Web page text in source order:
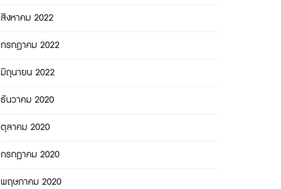
สิงหาคม 2022
กรกฎาคม 2022
มิถุนายน 2022
ธันวาคม 2020
ตุลาคม 2020
กรกฎาคม 2020
พฤษภาคม 2020